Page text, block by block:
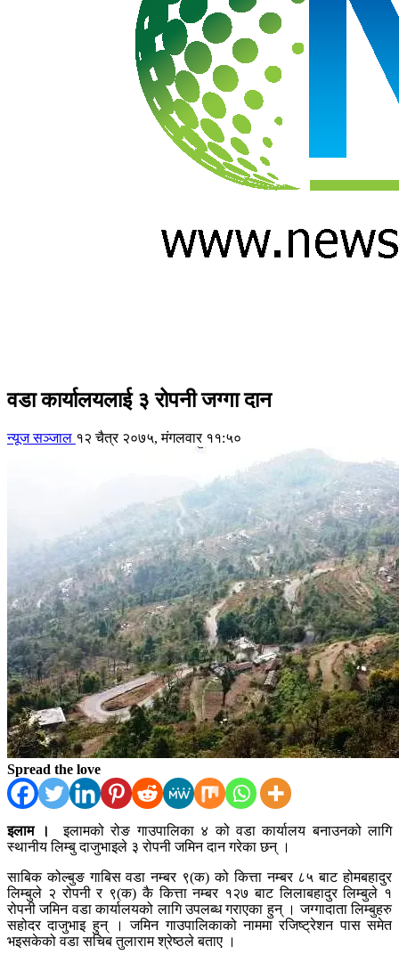
वडा कार्यालयलाई ३ रोपनी जग्गा दान
न्यूज सञ्जाल १२ चैत्र २०७५, मंगलवार ११:५०
Spread the love
इलाम ।
इलामको रोङ गाउपालिका ४ को वडा कार्यालय बनाउनको लागि
स्थानीय लिम्बु दाजुभाइले ३ रोपनी जमिन दान गरेका छन् ।
साबिक कोल्बुङ गाबिस वडा नम्बर ९(क) को कित्ता नम्बर ८५ बाट होमबहादुर
लिम्बुले २ रोपनी र ९(क) कै कित्ता नम्बर १२७ बाट लिलाबहादुर लिम्बुले १
रोपनी जमिन वडा कार्यालयको लागि उपलब्ध गराएका हुन् । जग्गादाता लिम्बुहरु
सहोदर दाजुभाइ हुन् । जमिन गाउपालिकाको नाममा रजिष्ट्रेशन पास समेत
भइसकेको वडा सचिब तुलाराम श्रेष्ठले बताए ।